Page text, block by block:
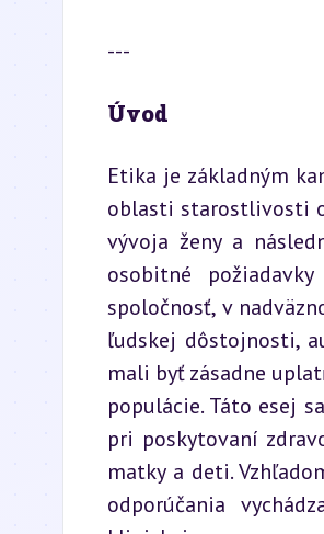
---
Úvod
Etika je základným
oblasti starostlivosti
vývoja ženy a
osobitné
spoločnosť, v
ľudskej dôstojnosti,
mali byť zásadne
populácie. Táto esej
pri poskytovaní
matky a deti.
odporúčania